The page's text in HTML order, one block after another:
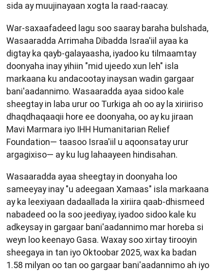
sida ay muujinayaan xogta la raad-raacay.
War-saxaafadeed lagu soo saaray baraha bulshada,
Wasaaradda Arrimaha Dibadda Israa'iil ayaa ka
digtay ka qayb-galayaasha, iyadoo ku tilmaamtay
doonyaha inay yihiin "mid ujeedo xun leh" isla
markaana ku andacootay inaysan wadin gargaar
bani'aadannimo. Wasaaradda ayaa sidoo kale
sheegtay in laba urur oo Turkiga ah oo ay la xiriiriso
dhaqdhaqaaqii hore ee doonyaha, oo ay ku jiraan
Mavi Marmara iyo IHH Humanitarian Relief
Foundation— taasoo Israa'iil u aqoonsatay urur
argagixiso— ay ku lug lahaayeen hindisahan.
Wasaaradda ayaa sheegtay in doonyaha loo
sameeyay inay "u adeegaan Xamaas" isla markaana
ay ka leexiyaan dadaallada la xiriira qaab-dhismeed
nabadeed oo la soo jeediyay, iyadoo sidoo kale ku
adkeysay in gargaar bani'aadannimo mar horeba si
weyn loo keenayo Gasa. Waxay soo xirtay tirooyin
sheegaya in tan iyo Oktoobar 2025, wax ka badan
1.58 milyan oo tan oo gargaar bani'aadannimo ah iyo